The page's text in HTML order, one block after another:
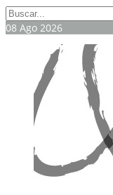
08 Ago 2026